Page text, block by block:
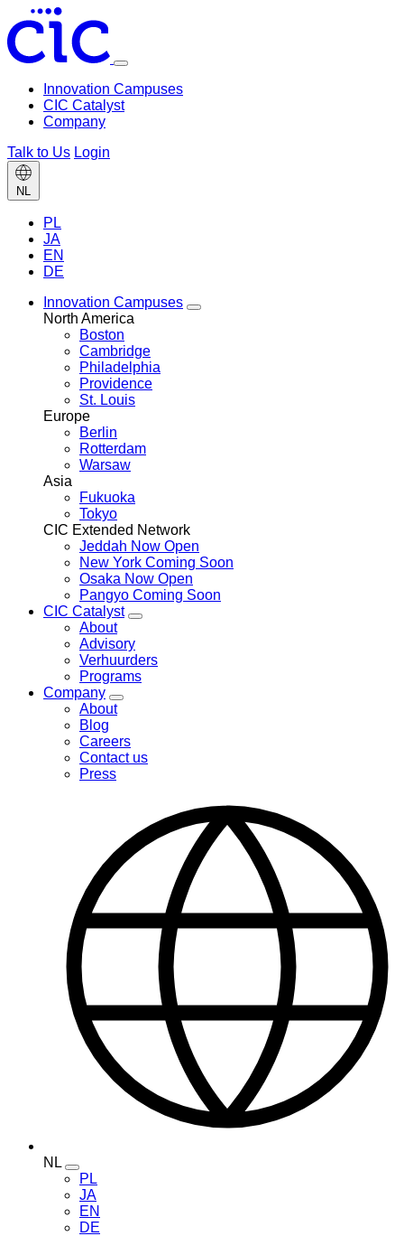
Toggle
menu
Innovation Campuses
CIC Catalyst
Company
Talk to Us Login
NL
language
PL
JA
EN
DE
Innovation Campuses
Toggle
North America
Boston
Cambridge
Philadelphia
Providence
St. Louis
Europe
Berlin
Rotterdam
Warsaw
Asia
Fukuoka
Tokyo
CIC Extended Network
Jeddah Now Open
New York Coming Soon
Osaka Now Open
Pangyo Coming Soon
CIC Catalyst
Toggle
Catalyst
menu
About
Advisory
Verhuurders
Programs
Company
Toggle
Company
About
Blog
Careers
Contact us
Press
NL
Toggle
language
menu
PL
JA
EN
DE